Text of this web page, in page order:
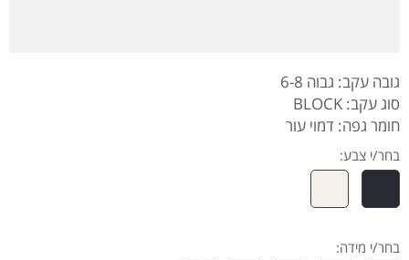
גובה עקב: גבוה 6-8
סוג עקב: BLOCK
חומר גפה: דמוי עור
בחר/י צבע:
בחר/י מידה: